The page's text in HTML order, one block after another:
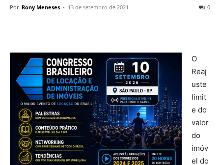
Por Rony Meneses - 13 de setembro de 2021 0
O
Reaj
uste
limit
e do
valor
do
imóv
el do